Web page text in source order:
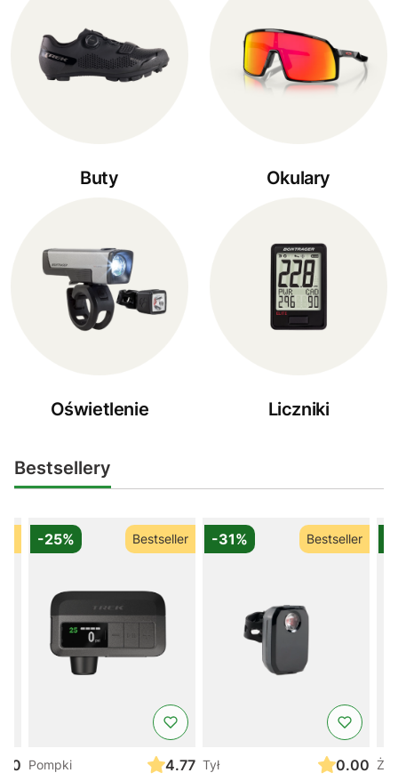
Buty Okulary
Oświetlenie Liczniki
Bestsellery
-25% Bestseller
Pompki
4.77
-31% Bestseller
Tył
0.00